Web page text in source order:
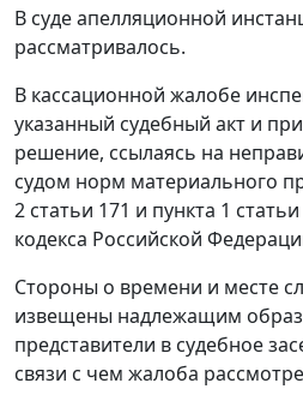
В суде апелляционной
рассматривалось.
В кассационной жалобе
указанный судебный акт и
решение, ссылаясь на
судом норм материального
2 статьи 171 и пункта 1
кодекса Российской
Стороны о времени и месте
извещены надлежащим
представители в судебное
связи с чем жалоба